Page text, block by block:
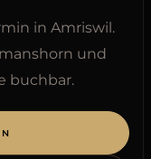
in Amriswil.
und
buchbar.